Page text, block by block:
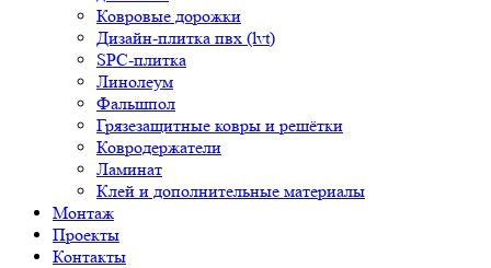
Ковровые дорожки
Дизайн-плитка пвх (lvt)
SPC-плитка
Линолеум
Фальшпол
Грязезащитные ковры и решётки
Ковродержатели
Ламинат
Клей и дополнительные материалы
Монтаж
Проекты
Контакты